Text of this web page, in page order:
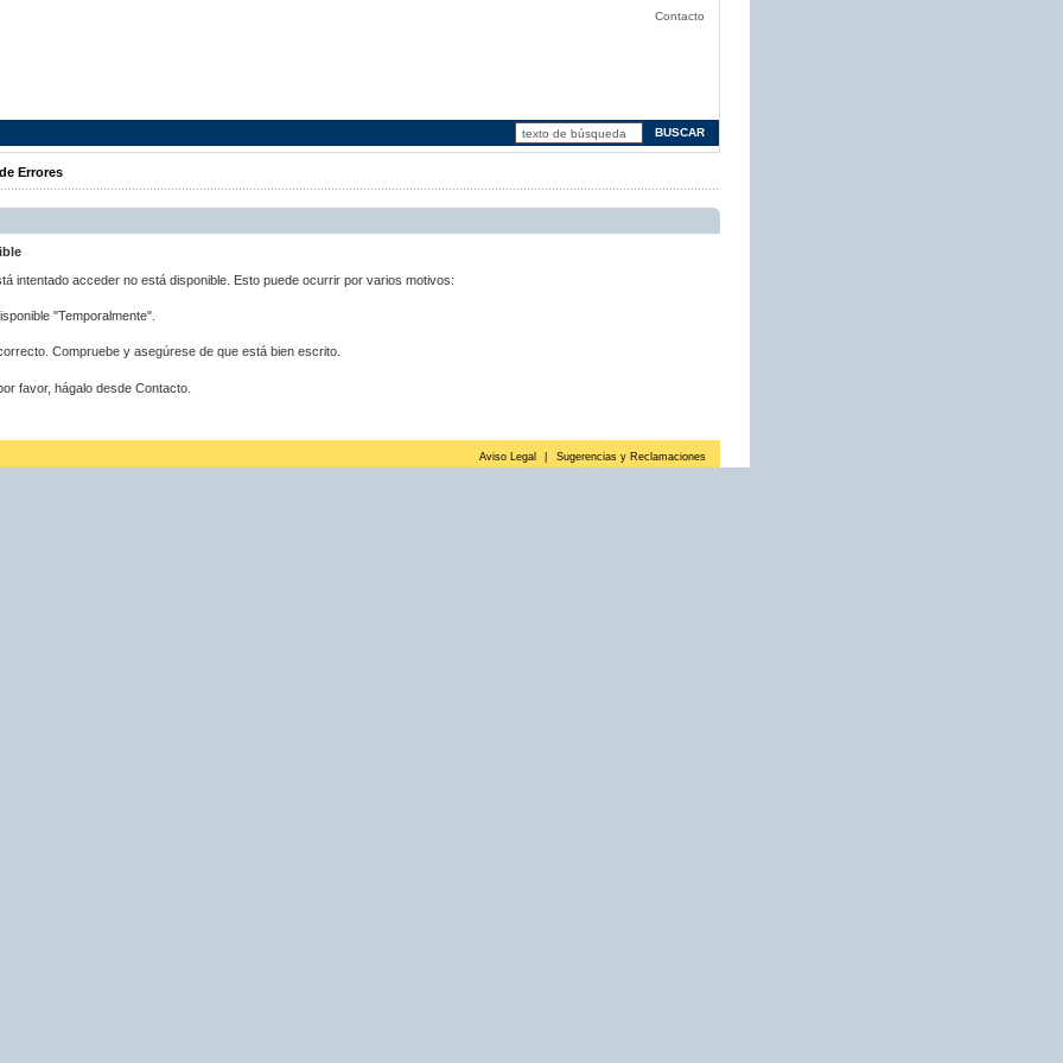
Contacto
Errores
intentado acceder no está disponible. Esto puede ocurrir por varios motivos:
"Temporalmente".
Compruebe y asegúrese de que está bien escrito.
favor, hágalo desde Contacto.
Aviso Legal Sugerencias y Reclamaciones